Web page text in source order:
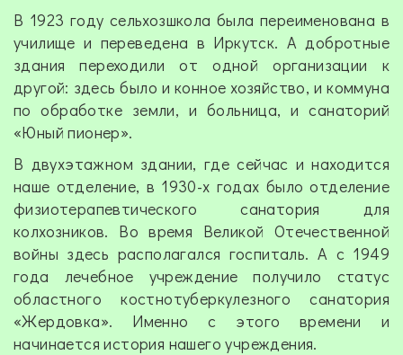
В 1923 году сельхозшкола была переименована в
училище и переведена в Иркутск. А добротные
здания переходили от одной организации к
другой: здесь было и конное хозяйство, и коммуна
по обработке земли, и больница, и санаторий
«Юный пионер».
В двухэтажном здании, где сейчас и находится
наше отделение, в 1930-х годах было отделение
физиотерапевтического санатория для
колхозников. Во время Великой Отечественной
войны здесь располагался госпиталь. А с 1949
года лечебное учреждение получило статус
областного костнотуберкулезного санатория
«Жердовка». Именно с этого времени и
начинается история нашего учреждения.